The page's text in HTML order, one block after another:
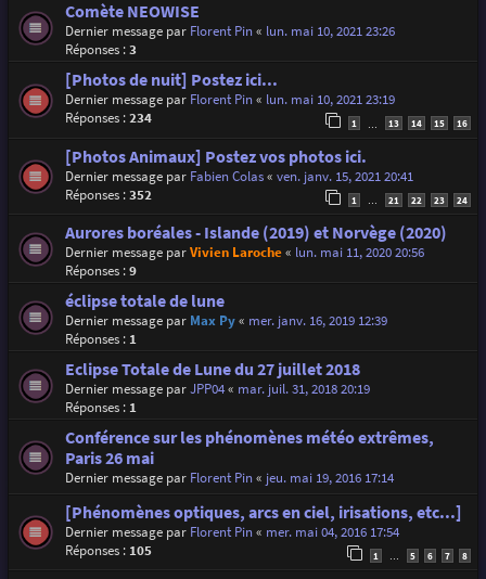
Comète NEOWISE
Dernier message par Florent Pin« lun. mai 10, 2021 23:26
Réponses :3
[Photos de nuit] Postez ici...
Dernier message par Florent Pin« lun. mai 10, 2021 23:19
Réponses :234 1 13 14 15 16
[Photos Animaux] Postez vos photos ici.
Dernier message par Fabien Colas« ven. janv. 15, 2021 20:41
Réponses :352 1 21 22 23 24
Aurores boréales - Islande (2019) et Norvège (2020)
Dernier message parVivien Laroche« lun. mai 11, 2020 20:56
Réponses :9
éclipse totale de lune
Dernier message par Max Py« mer. janv. 16, 2019 12:39
Réponses : 1
Eclipse Totale de Lune du 27 juillet 2018
Dernier message parJPP04« mar. juil. 31, 2018 20:19
Réponses : 1
Conférence sur les phénomènes météo extrêmes,
Paris 26 mai
Dernier message par Florent Pin« jeu. mai 19, 2016 17:14
[Phénomènes optiques, arcs en ciel, irisations, etc...]
Dernier message par Florent Pin« mer. mai 04, 2016 17:54
Réponses : 105 1 5 6 7 8